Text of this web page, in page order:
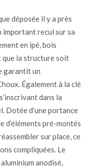
déposée il y a près
important recul sur sa
en ipé, bois
la structure soit
garantit un
Également à la clé
dans la
Dotée d’une portance
d’éléments pré-montés
sur place, ce
compliquées. Le
anodisé,